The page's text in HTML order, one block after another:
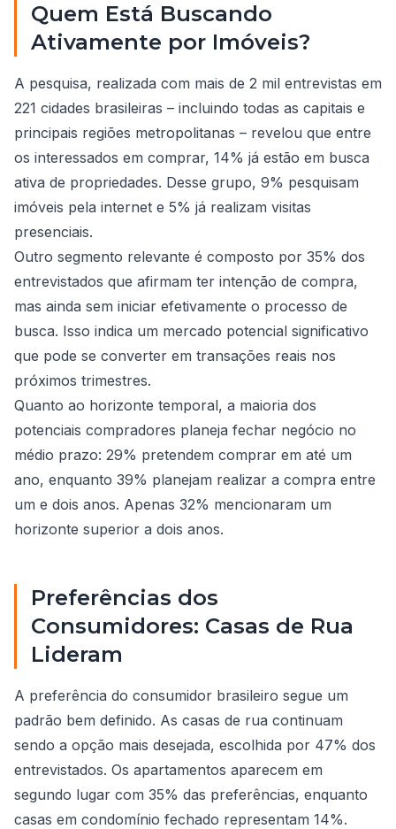
Quem Está Buscando
Ativamente por Imóveis?
A pesquisa, realizada com mais de 2 mil entrevistas em
221 cidades brasileiras – incluindo todas as capitais e
principais regiões metropolitanas – revelou que entre
os interessados em comprar, 14% já estão em busca
ativa de propriedades. Desse grupo, 9% pesquisam
imóveis pela internet e 5% já realizam visitas
presenciais.
Outro segmento relevante é composto por 35% dos
entrevistados que afirmam ter intenção de compra,
mas ainda sem iniciar efetivamente o processo de
busca. Isso indica um mercado potencial significativo
que pode se converter em transações reais nos
próximos trimestres.
Quanto ao horizonte temporal, a maioria dos
potenciais compradores planeja fechar negócio no
médio prazo: 29% pretendem comprar em até um
ano, enquanto 39% planejam realizar a compra entre
um e dois anos. Apenas 32% mencionaram um
horizonte superior a dois anos.
Preferências dos
Consumidores: Casas de Rua
Lideram
A preferência do consumidor brasileiro segue um
padrão bem definido. As casas de rua continuam
sendo a opção mais desejada, escolhida por 47% dos
entrevistados. Os apartamentos aparecem em
segundo lugar com 35% das preferências, enquanto
casas em condomínio fechado representam 14%.